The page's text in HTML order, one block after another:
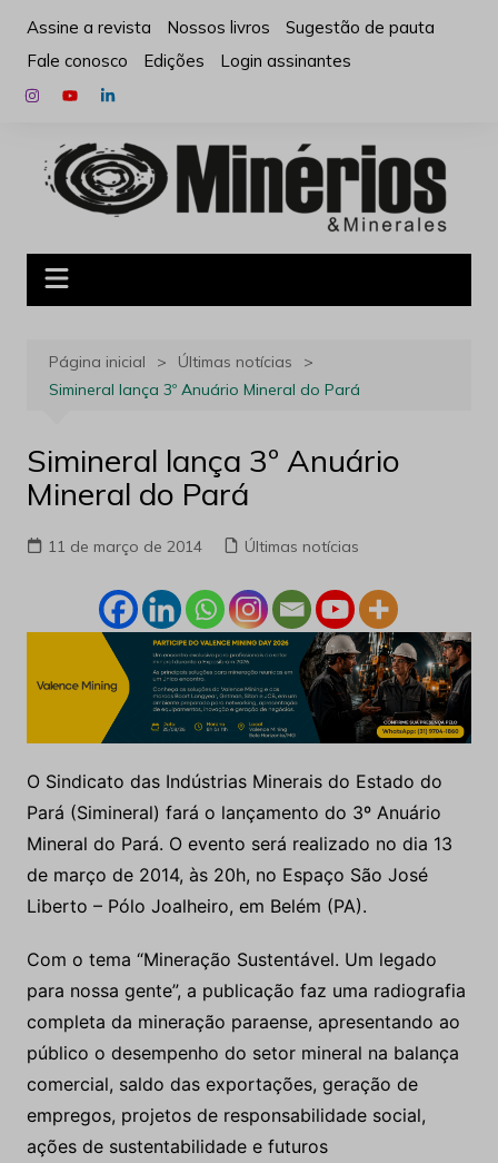
para
conteúdo
Assine a revista Nossos livros
Sugestão de pauta
Fale conosco
Edições Login assinantes
Página inicial
Últimas notícias
Simineral lança 3º Anuário Mineral do Pará
Simineral lança 3º Anuário
Mineral do Pará
11 de março de 2014 Últimas notícias
O Sindicato das Indústrias Minerais do Estado do
Pará (Simineral) fará o lançamento do 3º Anuário
Mineral do Pará. O evento será realizado no dia 13
de março de 2014, às 20h, no Espaço São José
Liberto – Pólo Joalheiro, em Belém (PA).
Com o tema “Mineração Sustentável. Um legado
para nossa gente”, a publicação faz uma radiografia
completa da mineração paraense, apresentando ao
público o desempenho do setor mineral na balança
comercial, saldo das exportações, geração de
empregos, projetos de responsabilidade social,
ações de sustentabilidade e futuros